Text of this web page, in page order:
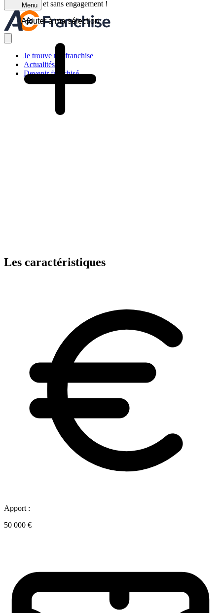
Menu
Je trouve ma franchise
Actualités
Devenir franchisé
C'est gratuit et sans engagement !
Ajouter à ma sélection
Les caractéristiques
Apport :
50 000 €